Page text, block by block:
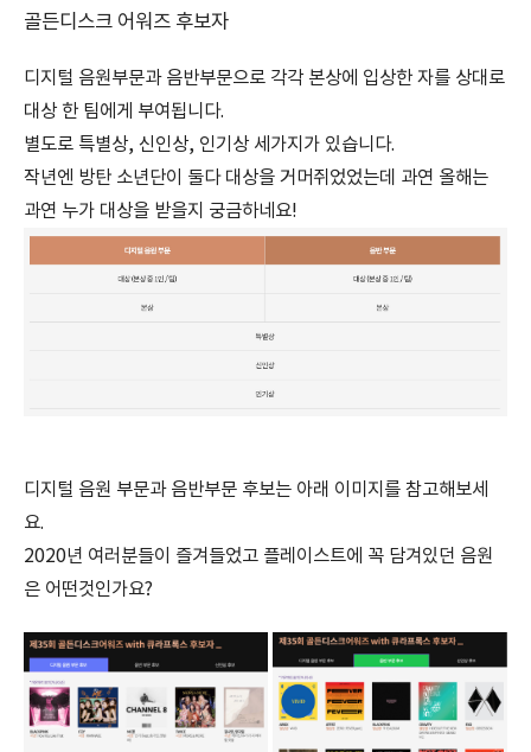
골든디스크 어워즈 후보자
디지털 음원부문과 음반부문으로 각각 본상에 입상한 자를 상대로
대상 한 팀에게 부여됩니다.
별도로 특별상, 신인상, 인기상 세가지가 있습니다.
작년엔 방탄 소년단이 둘다 대상을 거머쥐었었는데 과연 올해는
과연 누가 대상을 받을지 궁금하네요!
디지털 음원 부문과 음반부문 후보는 아래 이미지를 참고해보세
요.
2020년 여러분들이 즐겨들었고 플레이스트에 꼭 담겨있던 음원
은 어떤것인가요?